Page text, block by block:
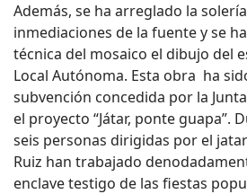
Además, se ha arreglado la
inmediaciones de la fuente y se
técnica del mosaico el dibujo del
Local Autónoma. Esta obra ha
subvención concedida por la
el proyecto “Játar, ponte guapa”.
seis personas dirigidas por el
Ruiz han trabajado
enclave testigo de las fiestas